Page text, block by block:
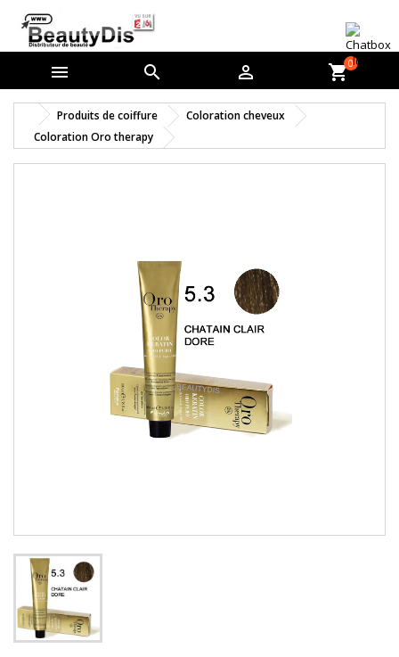
   shopping_cart0
Produits de coiffure
Coloration cheveux
Coloration Oro therapy